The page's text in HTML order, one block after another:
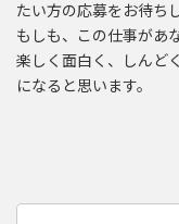
たい方の応募をお待ち
もしも、この仕事があ
楽しく面白く、しんど
になると思います。